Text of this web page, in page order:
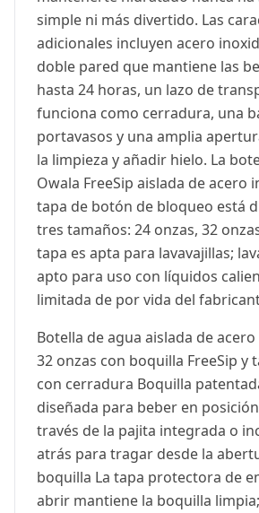
simple ni más divertido. Las
adicionales incluyen acero
doble pared que mantiene las
hasta 24 horas, un lazo de
funciona como cerradura, una
portavasos y una amplia
la limpieza y añadir hielo. La
Owala FreeSip aislada de acero
tapa de botón de bloqueo está
tres tamaños: 24 onzas, 32
tapa es apta para lavavajillas;
apto para uso con líquidos
limitada de por vida del
Botella de agua aislada de
32 onzas con boquilla FreeSip y
con cerradura Boquilla
diseñada para beber en
través de la pajita integrada o
atrás para tragar desde la
boquilla La tapa protectora de
abrir mantiene la boquilla